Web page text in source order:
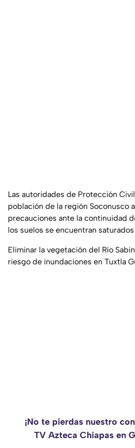
Las autoridades de Protección
población de la región Soconusco
precauciones ante la continuidad
los suelos se encuentran
Eliminar la vegetación del Río
riesgo de inundaciones en Tuxtla
¡No te pierdas nuestro
TV Azteca Chiapas en